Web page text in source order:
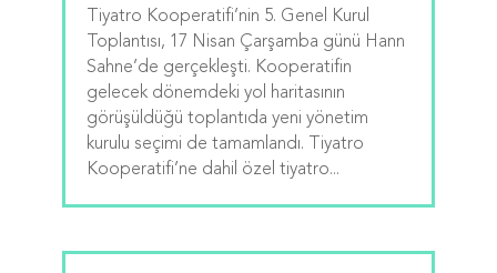
Tiyatro Kooperatifi’nin 5. Genel Kurul
Toplantısı, 17 Nisan Çarşamba günü Hann
Sahne’de gerçekleşti. Kooperatifin
gelecek dönemdeki yol haritasının
görüşüldüğü toplantıda yeni yönetim
kurulu seçimi de tamamlandı. Tiyatro
Kooperatifi’ne dahil özel tiyatro...